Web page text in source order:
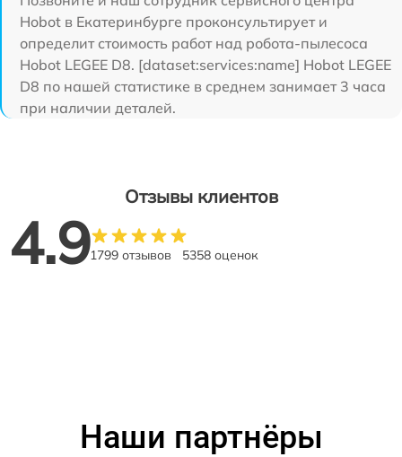
Hobot в Екатеринбурге проконсультирует и
определит стоимость работ над робота-пылесоса
Hobot LEGEE D8. [dataset:services:name] Hobot LEGEE
D8 по нашей статистике в среднем занимает 3 часа
при наличии деталей.
Отзывы клиентов
4.91799 отзывов 5358 оценок
Наши партнёры